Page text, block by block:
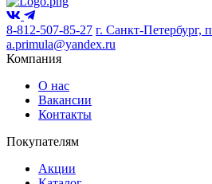
8-812-507-85-27 г. Санкт-Петербург,
a.primula@yandex.ru
Компания
О нас
Вакансии
Контакты
Покупателям
Акции